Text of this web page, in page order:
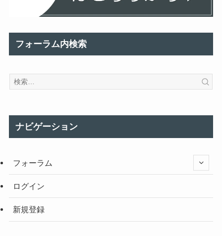
フォーラム内検索
ナビゲーション
フォーラム
ログイン
新規登録